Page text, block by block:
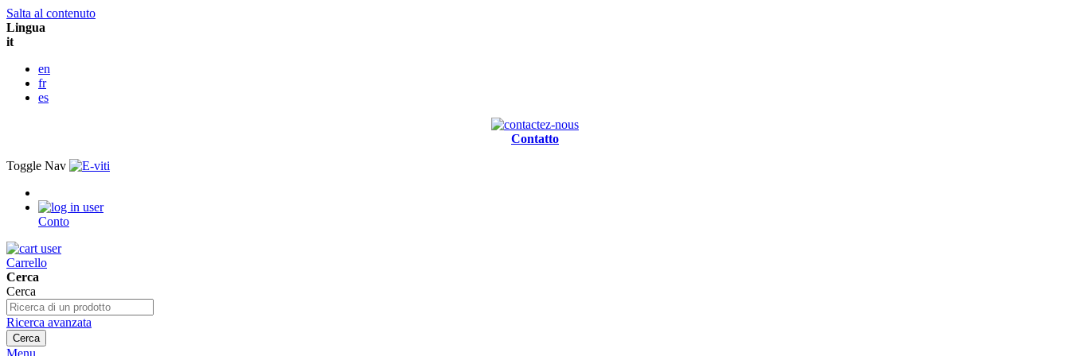
Salta al contenuto
Lingua
it
en
fr
es
Contatto
Toggle Nav
Conto
Carrello
Cerca
Cerca
Ricerca avanzata
Cerca
Menu